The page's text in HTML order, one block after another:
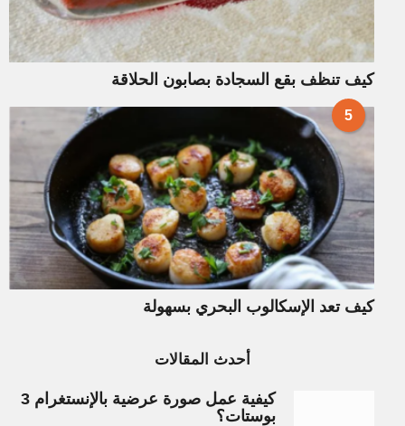
كيف تنظف بقع السجادة بصابون الحلاقة
5
كيف تعد الإسكالوب البحري بسهولة
أحدث المقالات
كيفية عمل صورة عرضية بالإنستغرام 3
بوستات؟